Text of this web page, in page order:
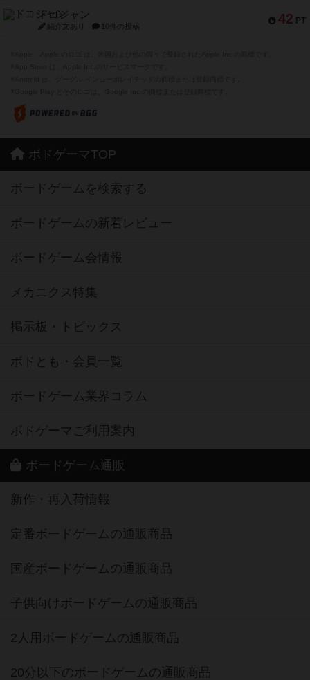
42 PT
ドコジャン
紹介文あり 10件の投稿
ボドゲーマTOP
ボードゲームを検索する
ボードゲームの新着レビュー
ボードゲーム会情報
メカニクス特集
掲示板・トピックス
ボドとも・会員一覧
ボードゲーム業界コラム
ボドゲーマご利用案内
ボードゲーム通販
新作・再入荷情報
定番ボードゲームの通販商品
国産ボードゲームの通販商品
子供向けボードゲームの通販商品
2人用ボードゲームの通販商品
20分以下のボードゲームの通販商品